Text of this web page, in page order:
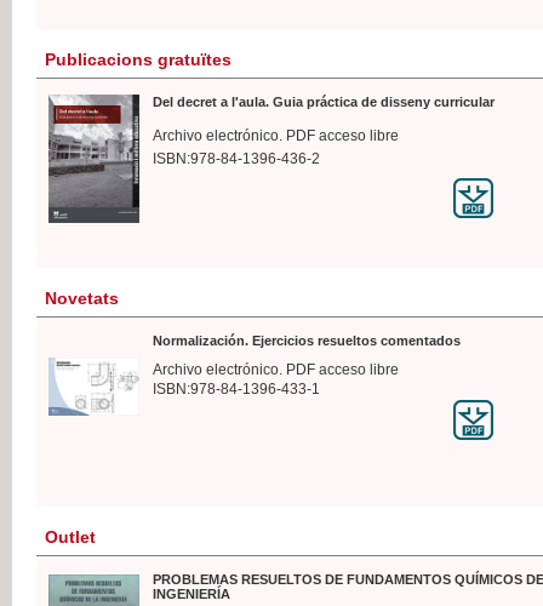
Publicacions gratuïtes
Del decret a l'aula. Guia práctica de disseny curricular
Archivo electrónico. PDF acceso libre
ISBN:978-84-1396-436-2
Novetats
Normalización. Ejercicios resueltos comentados
Archivo electrónico. PDF acceso libre
ISBN:978-84-1396-433-1
Outlet
PROBLEMAS RESUELTOS DE FUNDAMENTOS QUÍMICOS
INGENIERÍA